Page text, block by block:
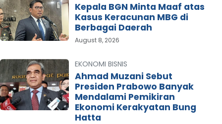
Kepala BGN Minta Maaf atas
Kasus Keracunan MBG di
Berbagai Daerah
August 8, 2026
EKONOMI BISNIS
Ahmad Muzani Sebut
Presiden Prabowo Banyak
Mendalami Pemikiran
Ekonomi Kerakyatan Bung
Hatta